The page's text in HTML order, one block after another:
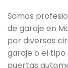
Somos
de garaje en
por diversas
garaje o el
puertas